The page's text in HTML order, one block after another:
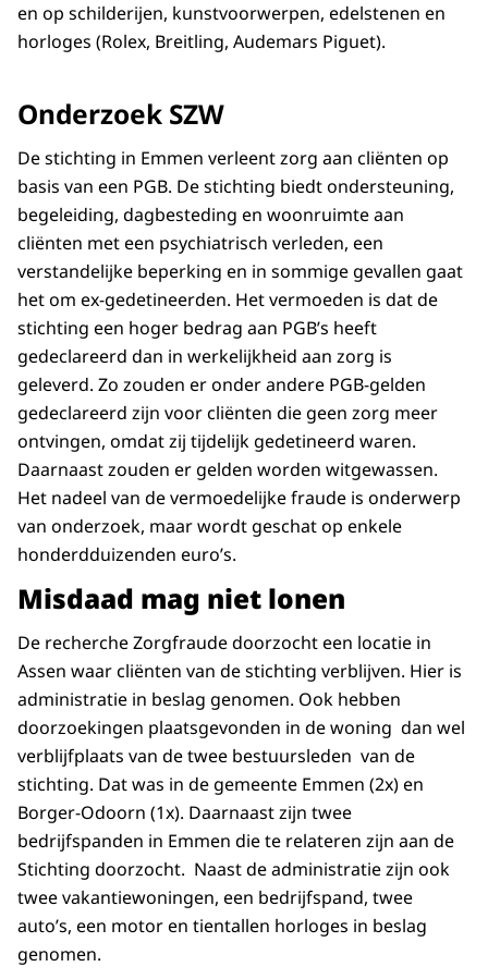
en op schilderijen, kunstvoorwerpen, edelstenen en
horloges (Rolex, Breitling, Audemars Piguet).
Onderzoek SZW
De stichting in Emmen verleent zorg aan cliënten op
basis van een PGB. De stichting biedt ondersteuning,
begeleiding, dagbesteding en woonruimte aan
cliënten met een psychiatrisch verleden, een
verstandelijke beperking en in sommige gevallen gaat
het om ex-gedetineerden. Het vermoeden is dat de
stichting een hoger bedrag aan PGB’s heeft
gedeclareerd dan in werkelijkheid aan zorg is
geleverd. Zo zouden er onder andere PGB-gelden
gedeclareerd zijn voor cliënten die geen zorg meer
ontvingen, omdat zij tijdelijk gedetineerd waren.
Daarnaast zouden er gelden worden witgewassen.
Het nadeel van de vermoedelijke fraude is onderwerp
van onderzoek, maar wordt geschat op enkele
honderdduizenden euro’s.
Misdaad mag niet lonen
De recherche Zorgfraude doorzocht een locatie in
Assen waar cliënten van de stichting verblijven. Hier is
administratie in beslag genomen. Ook hebben
doorzoekingen plaatsgevonden in de woning dan wel
verblijfplaats van de twee bestuursleden van de
stichting. Dat was in de gemeente Emmen (2x) en
Borger-Odoorn (1x). Daarnaast zijn twee
bedrijfspanden in Emmen die te relateren zijn aan de
Stichting doorzocht. Naast de administratie zijn ook
twee vakantiewoningen, een bedrijfspand, twee
auto’s, een motor en tientallen horloges in beslag
genomen.